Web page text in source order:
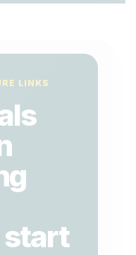
LINKS
start